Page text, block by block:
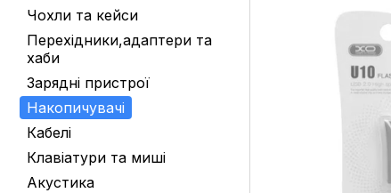
Чохли та кейси
Перехідники,адаптери та
хаби
Зарядні пристрої
Накопичувачі
Кабелі
Клавіатури та миші
Акустика